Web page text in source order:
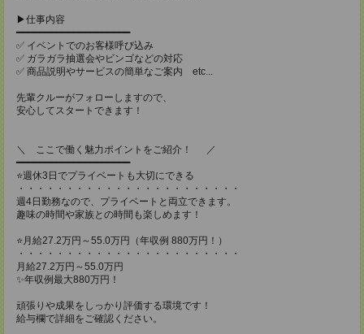
▶仕事内容
━━━━━━━━━━━━━━━━━━━━
✅ イベントでのお客様呼び込み
✅ ガラガラ抽選会やビンゴなどの対応
✅ 商品説明やサービスの簡単なご案内 etc...
先輩クルーがフォローしますので、
安心してスタートできます！
＼ ここで働く魅力ポイントをご紹介！ ／
━━━━━━━━━━━━━━━━━━━━
⭐週休3日でプライベートも大切にできる
・・・・・・・・・・・・・・・・・・・・・・・
週4日勤務なので、プライベートと両立できます。
趣味の時間や家族との時間も楽しめます！
⭐月給27.2万円～55.0万円（年収例 880万円！）
・・・・・・・・・・・・・・・・・・・・・・・
月給27.2万円～55.0万円
✨年収例最大880万円！
頑張りや成果をしっかり評価する環境です！
給与欄で詳細をご確認ください。